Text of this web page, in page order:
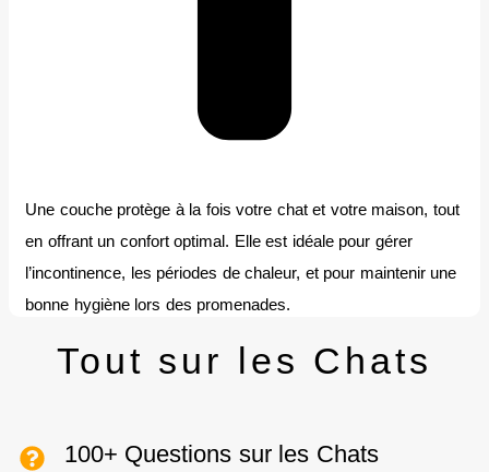
Une couche protège à la fois votre chat et votre maison, tout
en offrant un confort optimal. Elle est idéale pour gérer
l’incontinence, les périodes de chaleur, et pour maintenir une
bonne hygiène lors des promenades.
Tout sur les Chats
100+ Questions sur les Chats